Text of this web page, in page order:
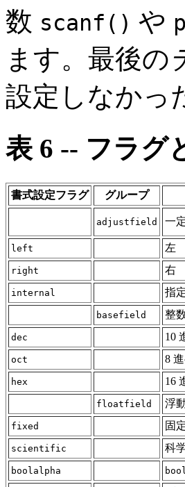
数 scanf() や
ます。最後の
設定しなかっ
表 6 -- フラグ
書式設定フラグ グループ
adjustfield 一
left 左
right 右
internal 指
basefield 整
dec 10
oct 8
hex 16
floatfield 浮
fixed 固
scientific 科
boolalpha bool